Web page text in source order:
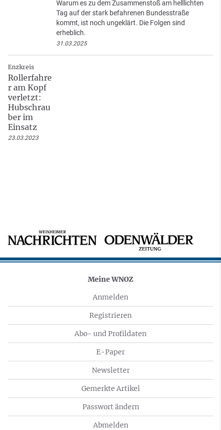
Warum es zu dem Zusammenstoß am helllichten
Tag auf der stark befahrenen Bundesstraße
kommt, ist noch ungeklärt. Die Folgen sind
erheblich.
31.03.2025
Enzkreis
Rollerfahre
r am Kopf
verletzt:
Hubschrau
ber im
Einsatz
23.03.2023
Meine WNOZ
Anmelden
Registrieren
Abo- und Profildaten
E-Paper
Newsletter
Gemerkte Artikel
Passwort ändern
Abmelden